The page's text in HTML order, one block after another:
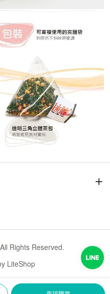
Rights Reserved.
LiteShop